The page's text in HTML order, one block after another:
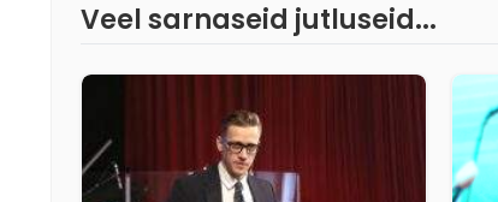
Veel sarnaseid jutluseid...